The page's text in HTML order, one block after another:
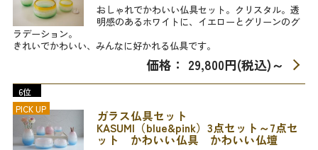
おしゃれでかわいい仏具セット。クリスタル。透
明感のあるホワイトに、イエローとグリーンのグ
ラデーション。
きれいでかわいい、みんなに好かれる仏具です。
価格： 29,800円(税込)～
6位
PICK UP
ガラス仏具セット
KASUMI（blue&pink）3点セット～7点セ
ット かわいい仏具 かわいい仏壇